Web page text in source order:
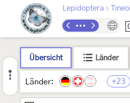
Lepidoptera ›
Übersicht Länder
Länder: +23